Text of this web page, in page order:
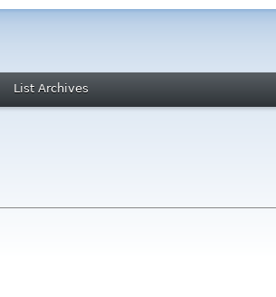
List Archives